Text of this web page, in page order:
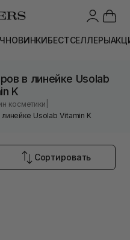
НОВИНКИБЕСТСЕЛЛЕРЫ
в линейке Usolab
K
косметики
Usolab Vitamin K
Сортировать